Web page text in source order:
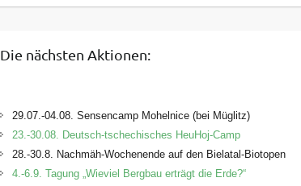
Die nächsten Aktionen:
29.07.-04.08. Sensencamp Mohelnice (bei Müglitz)
23.-30.08. Deutsch-tschechisches HeuHoj-Camp
28.-30.8. Nachmäh-Wochenende auf den Bielatal-Biotopen
4.-6.9. Tagung „Wieviel Bergbau erträgt die Erde?“